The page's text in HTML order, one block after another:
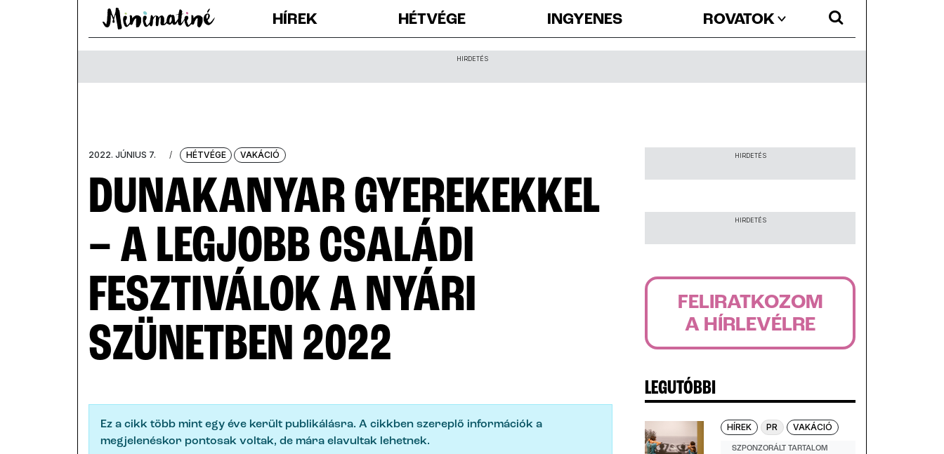
HÍREK HÉTVÉGE INGYENES ROVATOK
HIRDETÉS
2022. JÚNIUS 7. / HÉTVÉGE VAKÁCIÓ
DUNAKANYAR GYEREKEKKEL
– A LEGJOBB CSALÁDI
FESZTIVÁLOK A NYÁRI
SZÜNETBEN 2022
Ez a cikk több mint egy éve került publikálásra. A cikkben szereplő információk a
megjelenéskor pontosak voltak, de mára elavultak lehetnek.
HIRDETÉS
HIRDETÉS
FELIRATKOZOM
A HÍRLEVÉLRE
LEGUTÓBBI
HÍREK PR VAKÁCIÓ
SZPONZORÁLT TARTALOM